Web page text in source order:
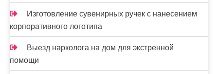
Изготовление сувенирных ручек с нанесением
корпоративного логотипа
Выезд нарколога на дом для экстренной
помощи